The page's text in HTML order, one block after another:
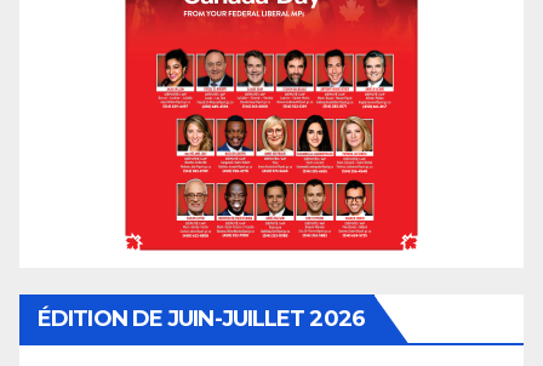
ÉDITION DE JUIN-JUILLET 2026